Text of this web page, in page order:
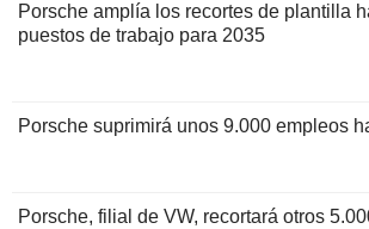
Porsche amplía los recortes de plantilla
puestos de trabajo para 2035
Porsche suprimirá unos 9.000 empleos
Porsche, filial de VW, recortará otros